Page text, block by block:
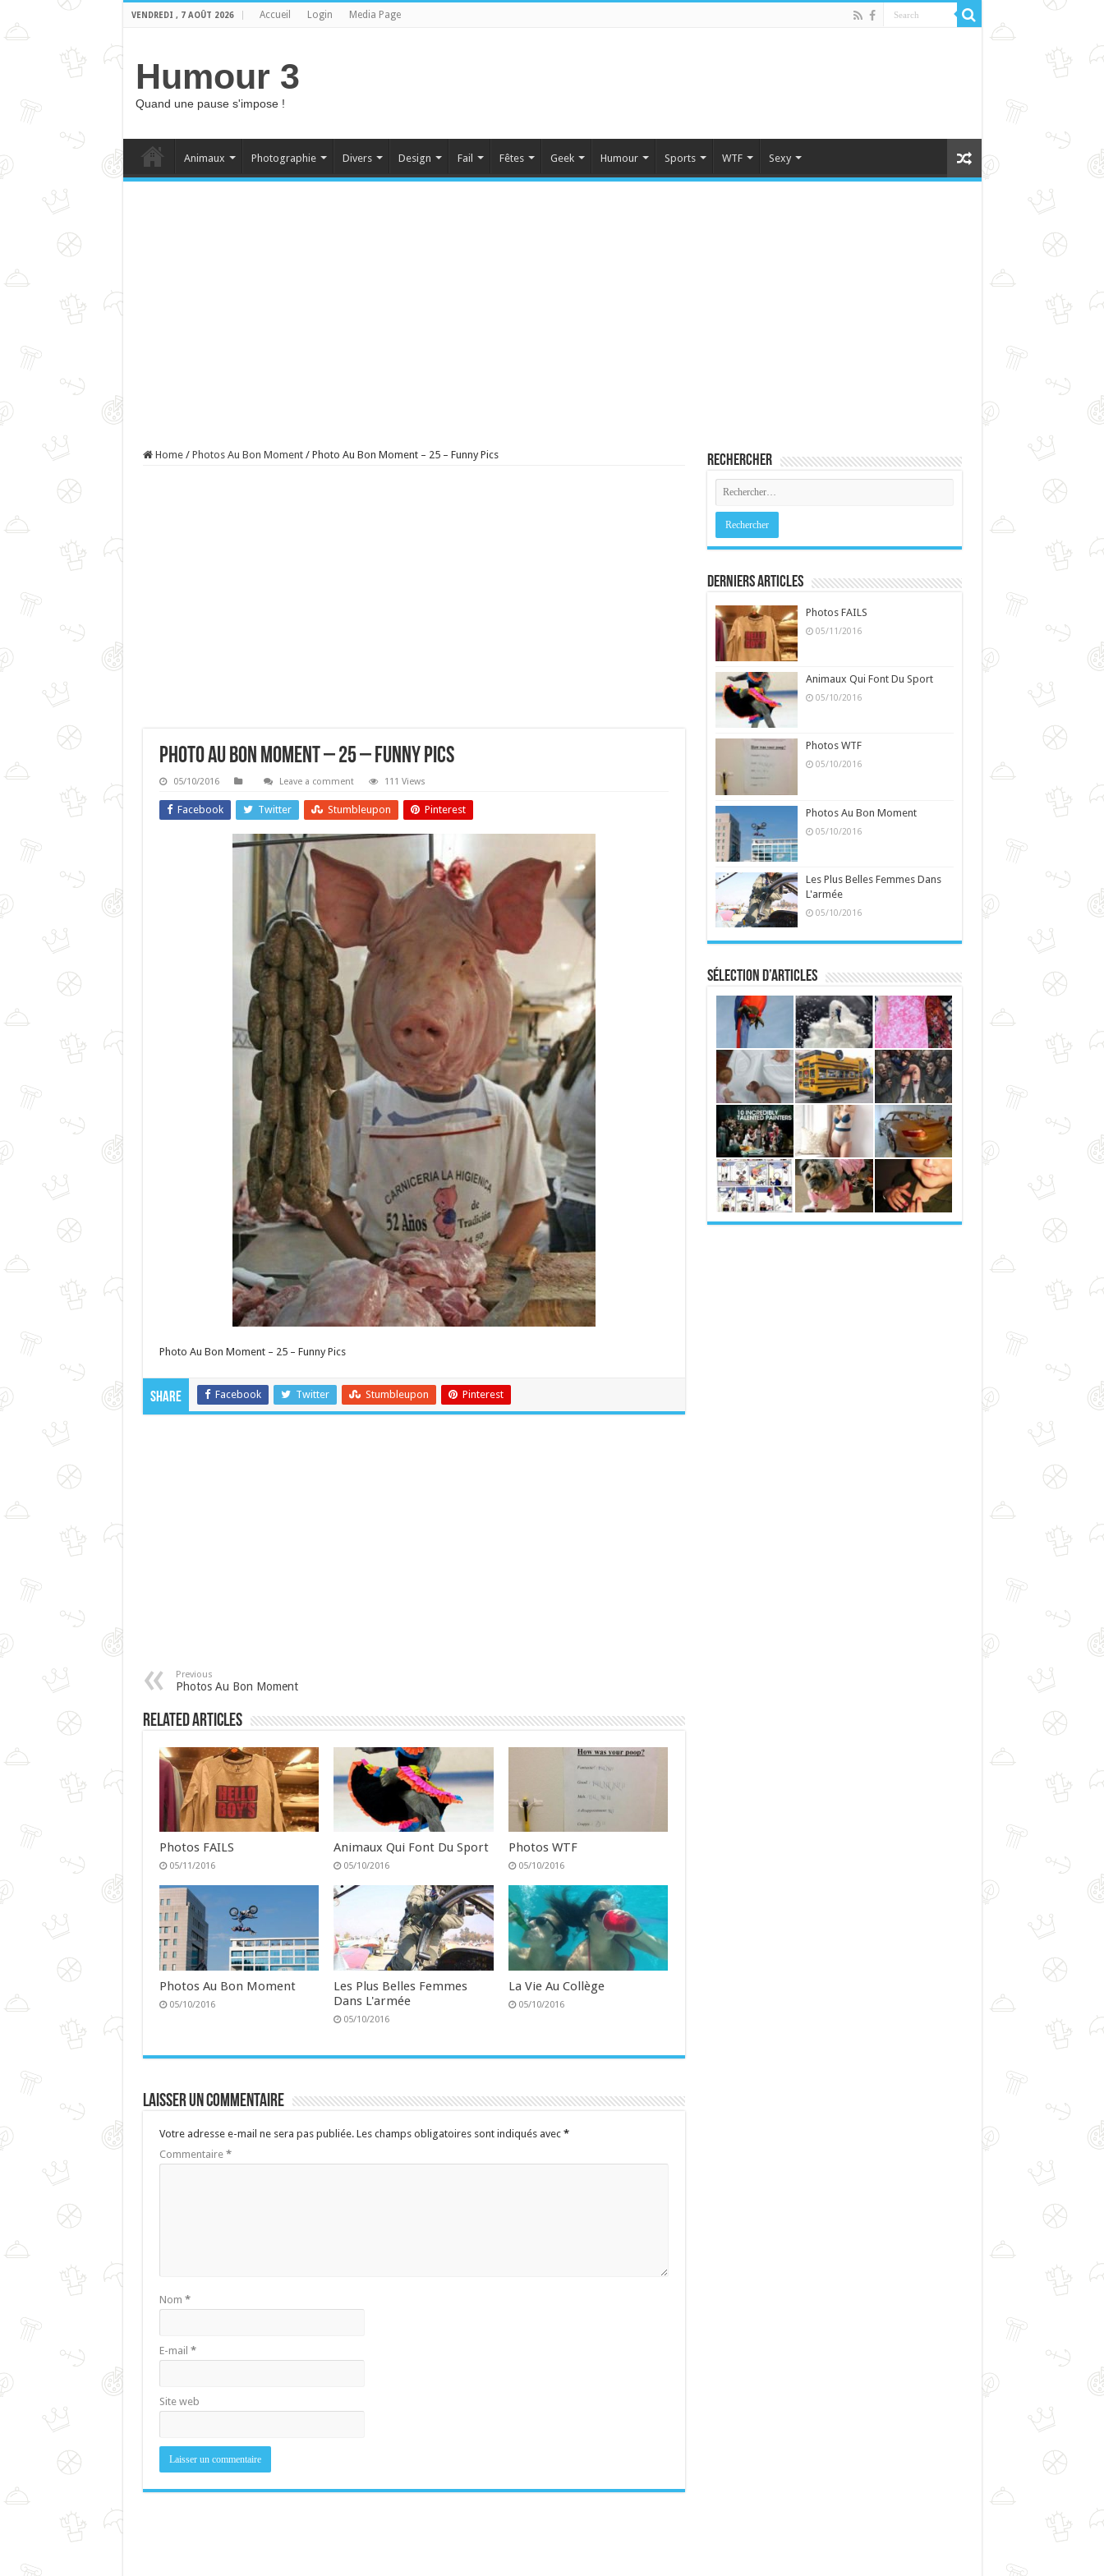
VENDREDI , 7 AOÛT 2026 Accueil Login Media Page
Humour 3
Quand une pause s'impose !
Animaux Photographie Divers Design Fail Fêtes Geek Humour Sports WTF Sexy
Home / Photos Au Bon Moment / Photo Au Bon Moment – 25 – Funny Pics
Photo Au Bon Moment – 25 – Funny Pics
05/10/2016 Leave a comment 111 Views
Facebook Twitter Stumbleupon Pinterest
Photo Au Bon Moment – 25 – Funny Pics
Share Facebook Twitter Stumbleupon Pinterest
Previous
Photos Au Bon Moment
Related Articles
Photos FAILS
05/11/2016
Animaux Qui Font Du Sport
05/10/2016
Photos WTF
05/10/2016
Photos Au Bon Moment
05/10/2016
Les Plus Belles Femmes
Dans L'armée
05/10/2016
La Vie Au Collège
05/10/2016
Laisser un commentaire
Votre adresse e-mail ne sera pas publiée. Les champs obligatoires sont indiqués avec *
Commentaire *
Nom *
E-mail *
Site web
Rechercher
Derniers Articles
Photos FAILS
05/11/2016
Animaux Qui Font Du Sport
05/10/2016
Photos WTF
05/10/2016
Photos Au Bon Moment
05/10/2016
Les Plus Belles Femmes Dans
L'armée
05/10/2016
Sélection d’articles